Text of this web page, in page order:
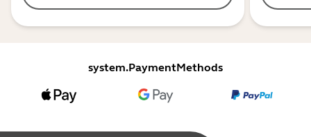
system.PaymentMethods